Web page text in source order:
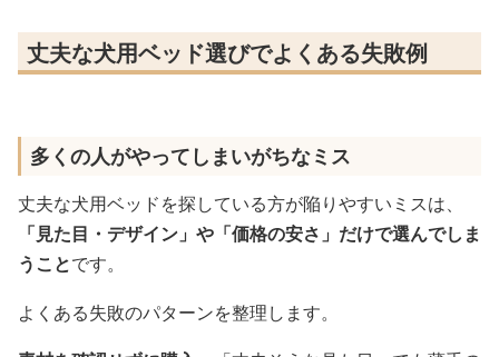
丈夫な犬用ベッド選びでよくある失敗例
多くの人がやってしまいがちなミス
丈夫な犬用ベッドを探している方が陥りやすいミスは、
「見た目・デザイン」や「価格の安さ」だけで選んでしま
うことです。
よくある失敗のパターンを整理します。